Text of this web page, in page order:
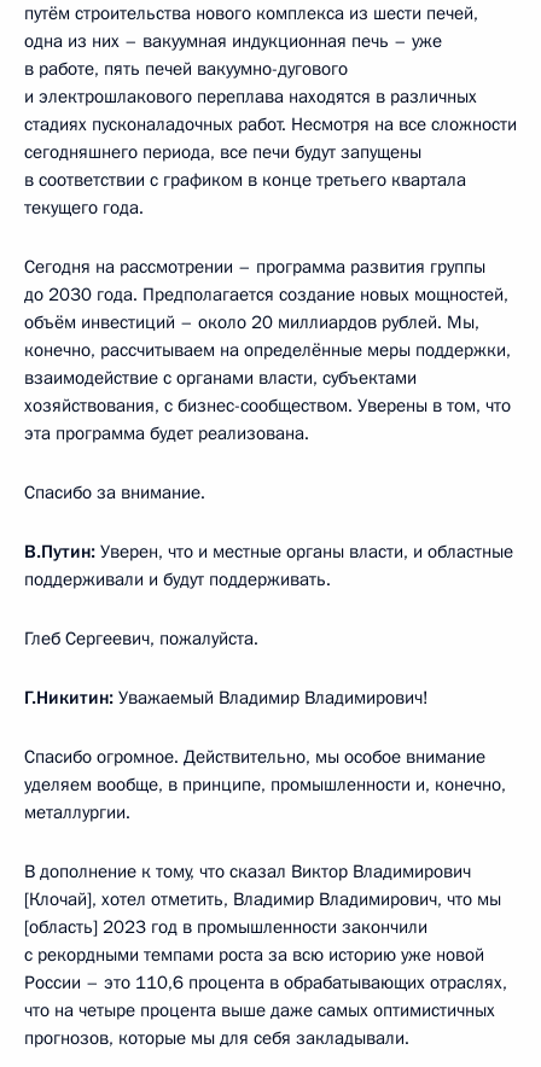
путём строительства нового комплекса из шести печей,
одна из них – вакуумная индукционная печь – уже
в работе, пять печей вакуумно-дугового
и электрошлакового переплава находятся в различных
стадиях пусконаладочных работ. Несмотря на все сложности
сегодняшнего периода, все печи будут запущены
в соответствии с графиком в конце третьего квартала
текущего года.
Сегодня на рассмотрении – программа развития группы
до 2030 года. Предполагается создание новых мощностей,
объём инвестиций – около 20 миллиардов рублей. Мы,
конечно, рассчитываем на определённые меры поддержки,
взаимодействие с органами власти, субъектами
хозяйствования, с бизнес-сообществом. Уверены в том, что
эта программа будет реализована.
Спасибо за внимание.
В.Путин: Уверен, что и местные органы власти, и областные
поддерживали и будут поддерживать.
Глеб Сергеевич, пожалуйста.
Г.Никитин: Уважаемый Владимир Владимирович!
Спасибо огромное. Действительно, мы особое внимание
уделяем вообще, в принципе, промышленности и, конечно,
металлургии.
В дополнение к тому, что сказал Виктор Владимирович
[Клочай], хотел отметить, Владимир Владимирович, что мы
[область] 2023 год в промышленности закончили
с рекордными темпами роста за всю историю уже новой
России – это 110,6 процента в обрабатывающих отраслях,
что на четыре процента выше даже самых оптимистичных
прогнозов, которые мы для себя закладывали.